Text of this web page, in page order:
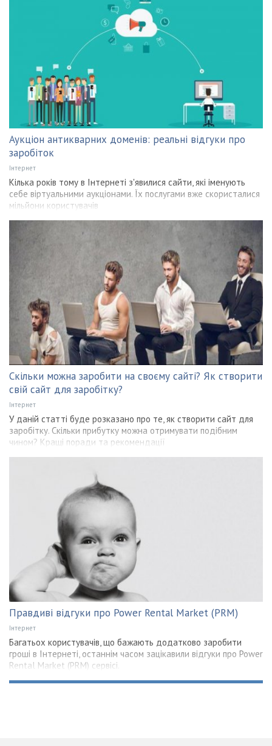
Аукціон антикварних доменів: реальні відгуки про
заробіток
Інтернет
Кілька років тому в Інтернеті з'явилися сайти, які іменують
себе віртуальними аукціонами. Їх послугами вже скористалися
мільйони користувачів
Скільки можна заробити на своєму сайті? Як створити
свій сайт для заробітку?
Інтернет
У даній статті буде розказано про те, як створити сайт для
заробітку. Скільки прибутку можна отримувати подібним
чином? Кращі поради та рекомендації
Правдиві відгуки про Power Rental Market (PRM)
Інтернет
Багатьох користувачів, що бажають додатково заробити
гроші в Інтернеті, останнім часом зацікавили відгуки про Power
Rental Market (PRM) сервісі.